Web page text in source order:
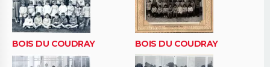
BOIS DU COUDRAY BOIS DU COUDRAY